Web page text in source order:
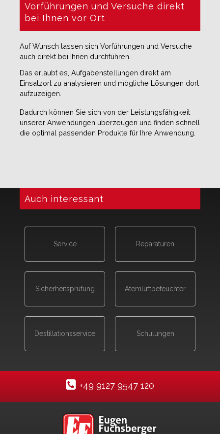
Vorführungen und Versuche direkt
bei Ihnen vor Ort
Auf Wunsch lassen sich Vorführungen und Versuche
auch direkt bei Ihnen durchführen.
Das erlaubt es, Aufgabenstellungen direkt am
Einsatzort zu analysieren und mögliche Lösungen dort
aufzuzeigen.
Dadurch können Sie sich von der Leistungsfähigkeit
unserer Anwendungen überzeugen und finden schnell
die optimal passenden Produkte für Ihre Anwendung.
Auch interessant
Service Reparaturen
Sicherheits­prüfung Atemluft­befeuchter
Destillations­service Schulungen
+49 9127 9547 120